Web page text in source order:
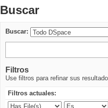
Buscar
Buscar:
Filtros
Use filtros para refinar sus
Filtros actuales: